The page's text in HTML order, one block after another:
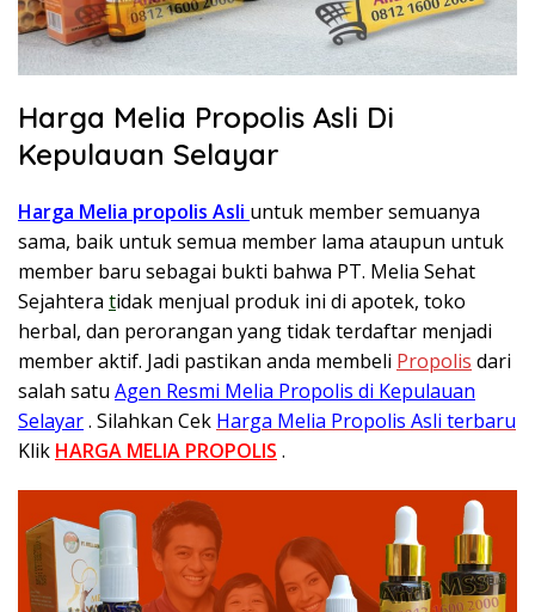
Harga Melia Propolis Asli Di
Kepulauan Selayar
Harga Melia propolis Asli untuk member semuanya
sama, baik untuk semua member lama ataupun untuk
member baru sebagai bukti bahwa PT. Melia Sehat
Sejahtera tidak menjual produk ini di apotek, toko
herbal, dan perorangan yang tidak terdaftar menjadi
member aktif. Jadi pastikan anda membeli Propolis dari
salah satu Agen Resmi Melia Propolis di Kepulauan
Selayar. Silahkan Cek Harga Melia Propolis Asli terbaru
Klik HARGA MELIA PROPOLIS .